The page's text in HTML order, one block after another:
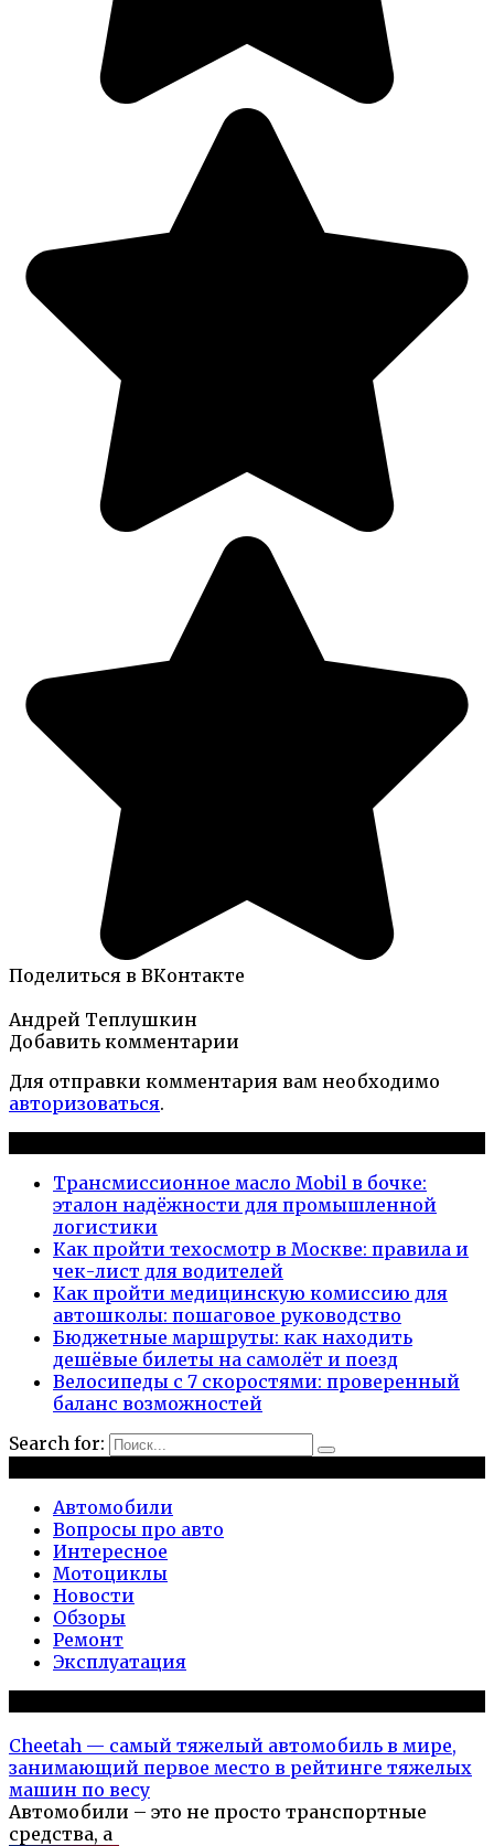
Поделиться в ВКонтакте
Андрей Теплушкин
Добавить комментарии
Для отправки комментария вам необходимо
авторизоваться.
Трансмиссионное масло Mobil в бочке:
эталон надёжности для промышленной
логистики
Как пройти техосмотр в Москве: правила и
чек-лист для водителей
Как пройти медицинскую комиссию для
автошколы: пошаговое руководство
Бюджетные маршруты: как находить
дешёвые билеты на самолёт и поезд
Велосипеды с 7 скоростями: проверенный
баланс возможностей
Search for:
Автомобили
Вопросы про авто
Интересное
Мотоциклы
Новости
Обзоры
Ремонт
Эксплуатация
Cheetah — самый тяжелый автомобиль в мире,
занимающий первое место в рейтинге тяжелых
машин по весу
Автомобили – это не просто транспортные
средства, а